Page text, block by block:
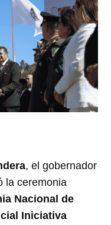
, el gobernador
la ceremonia
Nacional de
Iniciativa